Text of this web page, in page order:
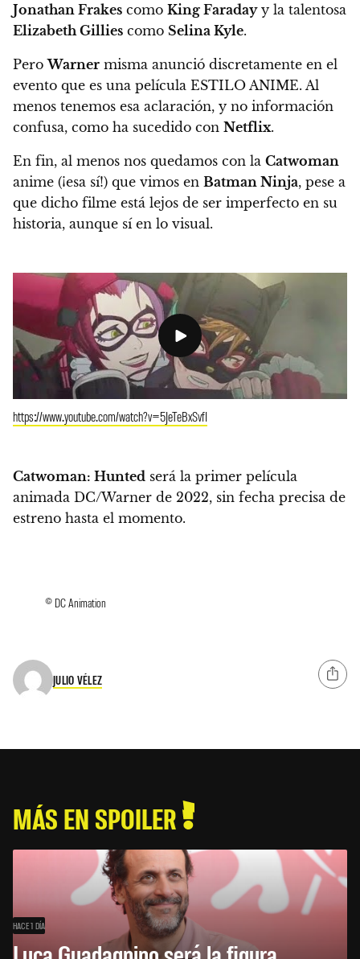
Jonathan Frakes como King Faradayy la talentosa
Elizabeth Gillies como Selina Kyle.
PeroWarner misma anunció discretamente en el
evento que es una película ESTILO ANIME. Al
menos tenemos esa aclaración, y no información
confusa, como ha sucedido con Netflix.
En fin, al menos nos quedamos con la Catwoman
anime (¡esa sí!) que vimos en Batman Ninja, pese a
que dicho filme está lejos de ser imperfecto en su
historia, aunque sí en lo visual.
https://www.youtube.com/watch?v=5JeTeBxSvfI
Catwoman: Hunted será la primer película
animada DC/Warner de 2022, sin fecha precisa de
estreno hasta el momento.
© DC Animation
JULIO VÉLEZ
MÁS EN SPOILER
HACE 1 DÍA